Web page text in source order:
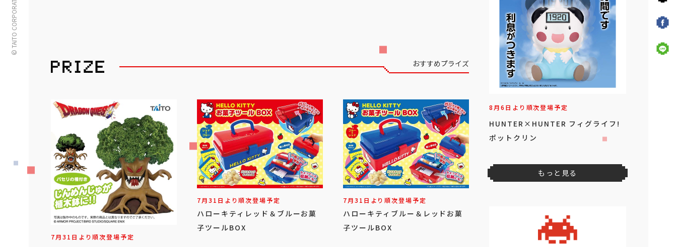
© TAITO CORPORATION
おすすめプライズ
7月31日より順次登場予定
7月31日より順次登場予定
ハローキティレッド＆ブルーお菓
子ツールBOX
7月31日より順次登場予定
ハローキティブルー＆レッドお菓
子ツールBOX
8月6日より順次登場予定
HUNTER×HUNTER フィグライフ!
ポットクリン
もっと見る